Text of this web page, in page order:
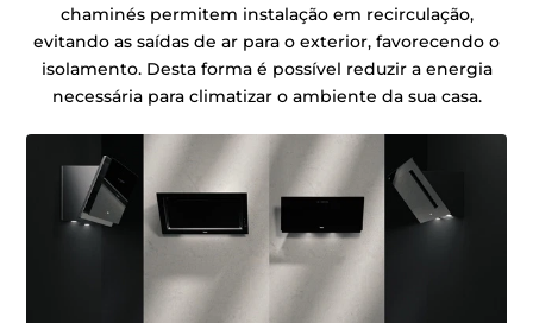
chaminés permitem instalação em recirculação,
evitando as saídas de ar para o exterior, favorecendo o
isolamento. Desta forma é possível reduzir a energia
necessária para climatizar o ambiente da sua casa.